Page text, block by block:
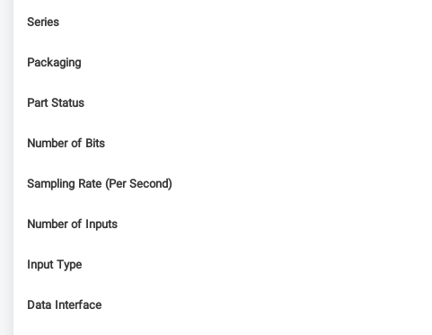
Series
Packaging
Part Status
Number of Bits
Sampling Rate (Per Second)
Number of Inputs
Input Type
Data Interface